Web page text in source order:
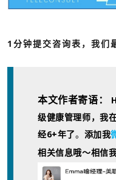
1分钟提交咨询表，我们
本文作者寄语：
级健康管理师，我
经6+年了。 添加我
相关信息哦～相信